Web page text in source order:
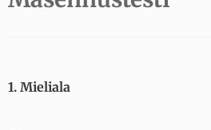
1. Mieliala